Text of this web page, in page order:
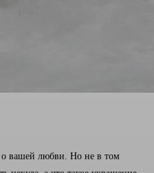
о вашей любви. Но не в том